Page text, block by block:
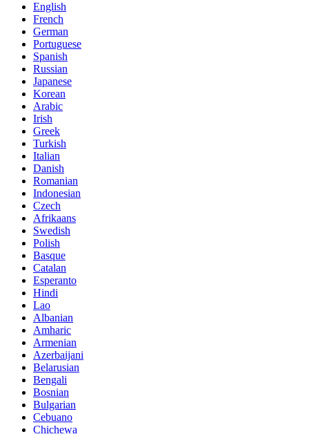
English
French
German
Portuguese
Spanish
Russian
Japanese
Korean
Arabic
Irish
Greek
Turkish
Italian
Danish
Romanian
Indonesian
Czech
Afrikaans
Swedish
Polish
Basque
Catalan
Esperanto
Hindi
Lao
Albanian
Amharic
Armenian
Azerbaijani
Belarusian
Bengali
Bosnian
Bulgarian
Cebuano
Chichewa